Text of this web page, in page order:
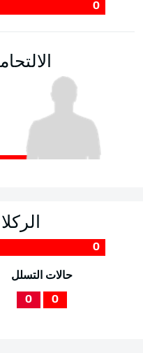
0
0
حالات التسلل
0
0